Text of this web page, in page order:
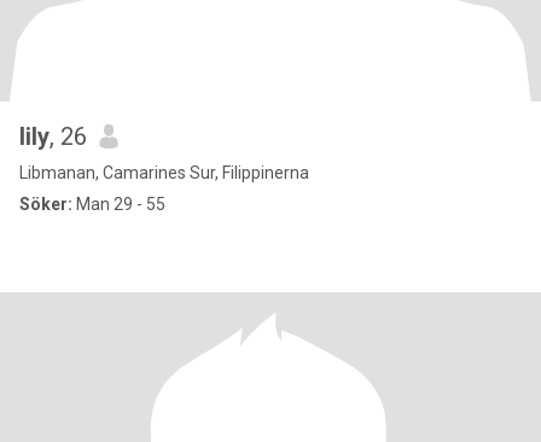
lily, 26
Libmanan, Camarines Sur, Filippinerna
Söker: Man 29 - 55